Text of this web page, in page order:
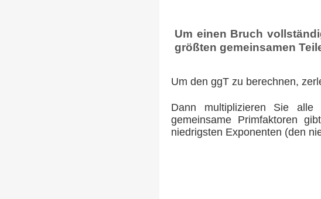
Um einen Bruch
größten gemeinsamen
Um den ggT zu berechnen,
Dann multiplizieren Sie alle
gemeinsame Primfaktoren
niedrigsten Exponenten (den